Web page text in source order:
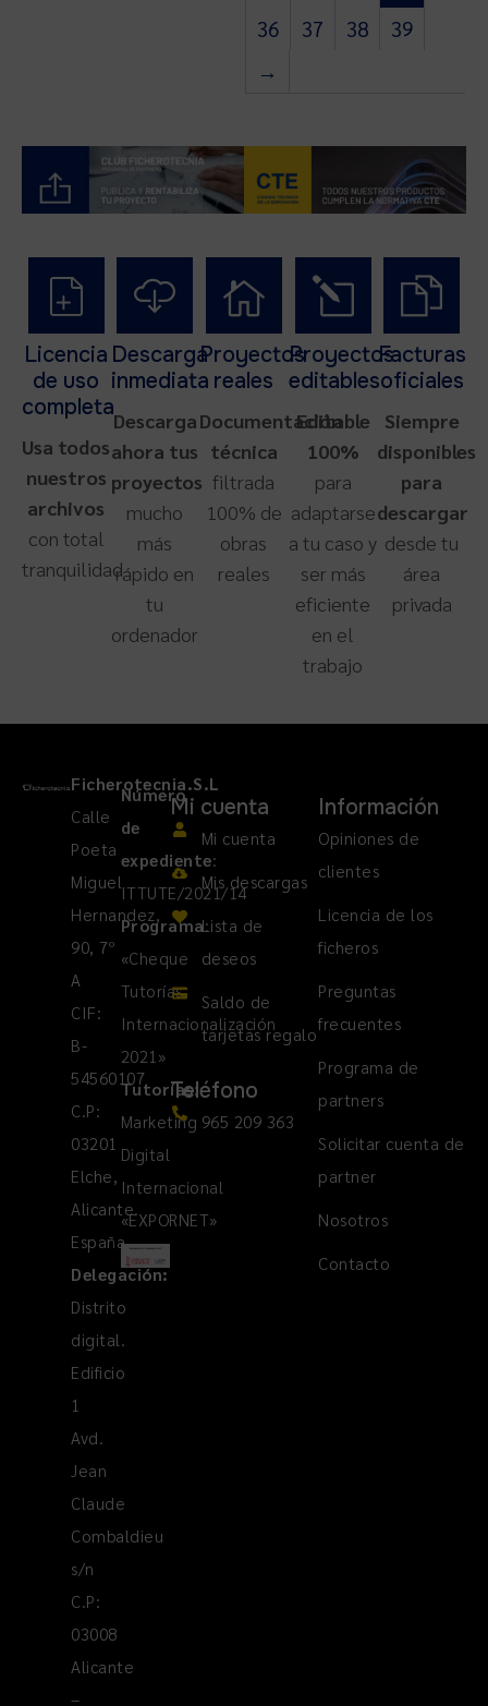
36
37 38
39
→
Licencia
de uso
completa
Usa todos
nuestros
archivos
con total
tranquilidad
Descarga
inmediata
Descarga
ahora tus
proyectos
mucho
más
rápido en
tu
ordenador
Proyectos
reales
Documentación
técnica
filtrada
100% de
obras
reales
Proyectos
editables
Editable
100%
para
adaptarse
a tu caso y
ser más
eficiente
en el
trabajo
Facturas
oficiales
Siempre
disponibles
para
descargar
desde tu
área
privada
Ficherotecnia.S.L
Calle
Poeta
Miguel
Hernandez,
90, 7º
A
CIF:
B-
54560107
C.P:
03201
Elche,
Alicante.
España
Delegación:
Distrito
digital.
Edificio
1
Avd.
Jean
Claude
Combaldieu
s/n
C.P:
03008
Alicante
–
Número
de
expediente:
ITTUTE/2021/14
Programa:
«Cheque
Tutorías
Internacionalización
2021»
Tutorías:
Marketing
Digital
Internacional
«EXPORNET»
Mi cuenta
Mi cuenta
Mis descargas
Lista de
deseos
Saldo de
tarjetas regalo
Teléfono
965 209 363
Información
Opiniones de
clientes
Licencia de los
ficheros
Preguntas
frecuentes
Programa de
partners
Solicitar cuenta de
partner
Nosotros
Contacto